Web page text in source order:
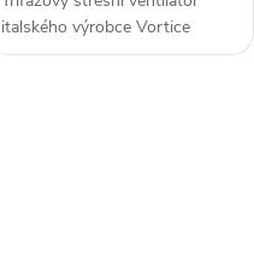
italského výrobce Vortice
Torrette TRT 70 E 6P s